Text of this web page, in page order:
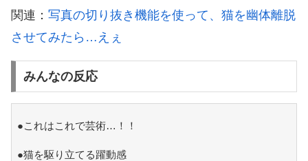
関連： 写真の切り抜き機能を使って、猫を幽体離脱
させてみたら…えぇ
みんなの反応
●これはこれで芸術…！！
●猫を駆り立てる躍動感